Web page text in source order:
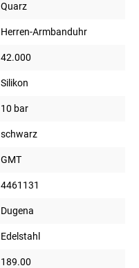
Quarz
Herren-Armbanduhr
42.000
Silikon
10 bar
schwarz
GMT
4461131
Dugena
Edelstahl
189.00